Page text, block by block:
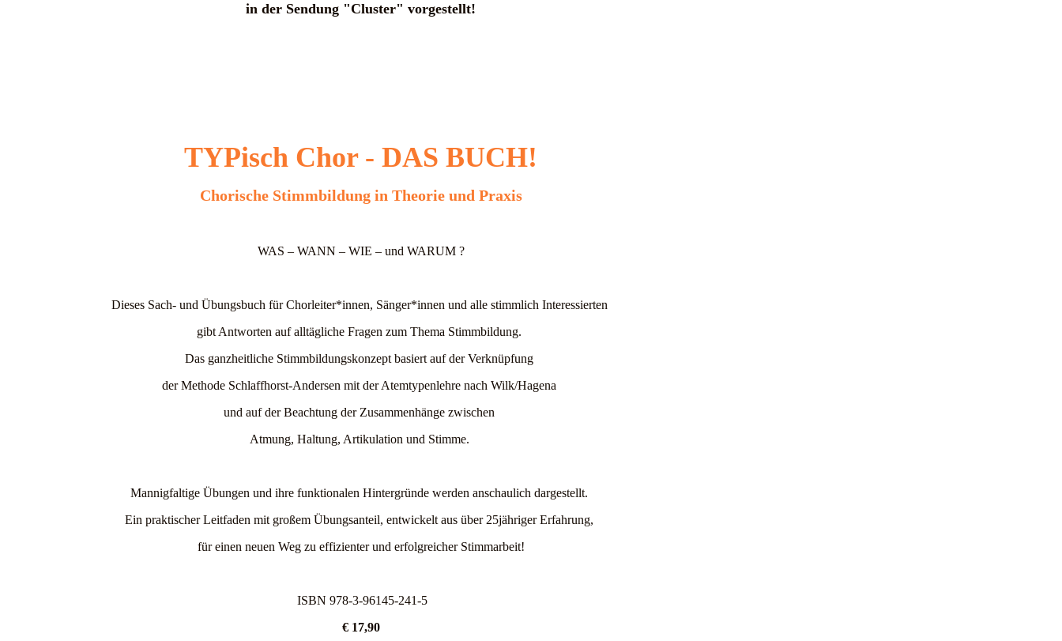
in der Sendung "Cluster" vorgestellt!
TYPisch Chor -DAS BUCH!
Chorische Stimmbildung in Theorie und Praxis
WAS – WANN – WIE – und WARUM ?
Dieses Sach- und Übungsbuch für Chorleiter*innen, Sänger*innen und alle stimmlich Interessierten
gibt Antworten auf alltägliche Fragen zum Thema Stimmbildung.
Das ganzheitliche Stimmbildungskonzept basiert auf der Verknüpfung
der Methode Schlaffhorst-Andersen mit der Atemtypenlehre nach Wilk/Hagena
und auf der Beachtung der Zusammenhänge zwischen
Atmung, Haltung, Artikulation und Stimme.
Mannigfaltige Übungen und ihre funktionalen Hintergründe werden anschaulich dargestellt.
Ein praktischer Leitfaden mit großem Übungsanteil, entwickelt aus über 25jähriger Erfahrung,
für einen neuen Weg zu effizienter und erfolgreicher Stimmarbeit!
ISBN 978-3-96145-241-5
€ 17,90